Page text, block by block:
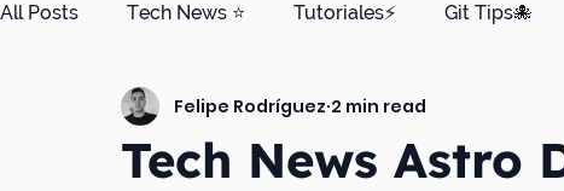
All Posts Tech News ⭐ Tutoriales⚡ Git Tips🐙
Edición Final 🎄
Tech News Astro
Felipe Rodríguez 2 min read